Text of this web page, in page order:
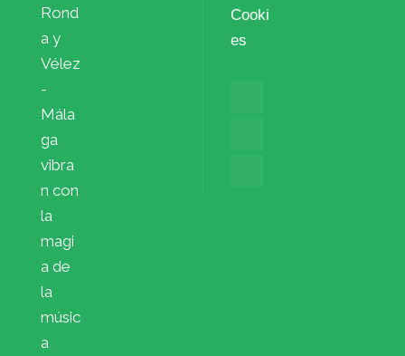
Rond
a y
Vélez
-
Mála
ga
vibra
n con
la
magi
a de
la
músic
a
Cooki
es